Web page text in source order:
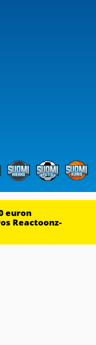
euron
Reactoonz-